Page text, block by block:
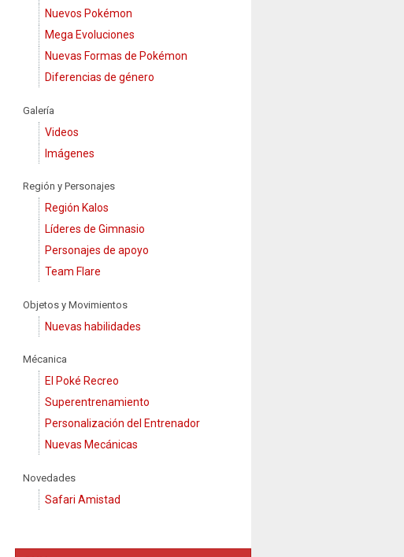
Nuevos Pokémon
Mega Evoluciones
Nuevas Formas de Pokémon
Diferencias de género
Galería
Videos
Imágenes
Región y Personajes
Región Kalos
Líderes de Gimnasio
Personajes de apoyo
Team Flare
Objetos y Movimientos
Nuevas habilidades
Mécanica
El Poké Recreo
Superentrenamiento
Personalización del Entrenador
Nuevas Mecánicas
Novedades
Safari Amistad